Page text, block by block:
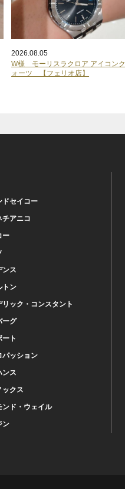
2026.08.05
W様 モーリスラクロア アイコンク
ォーツ 【フェリオ店】
ドセイコー
チアニコ
ー
ンス
トン
リック・コンスタント
ーグ
ート
パッション
ンス
ックス
ンド・ウェイル
ン